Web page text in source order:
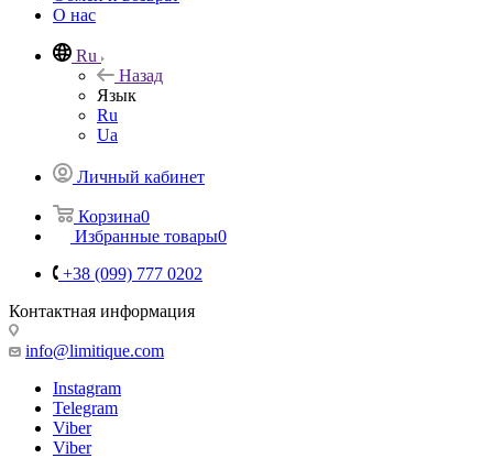
О нас
Ru
Назад
Язык
Ru
Ua
Личный кабинет
Корзина0
Избранные товары0
+38 (099) 777 0202
Контактная информация
info@limitique.com
Instagram
Telegram
Viber
Viber